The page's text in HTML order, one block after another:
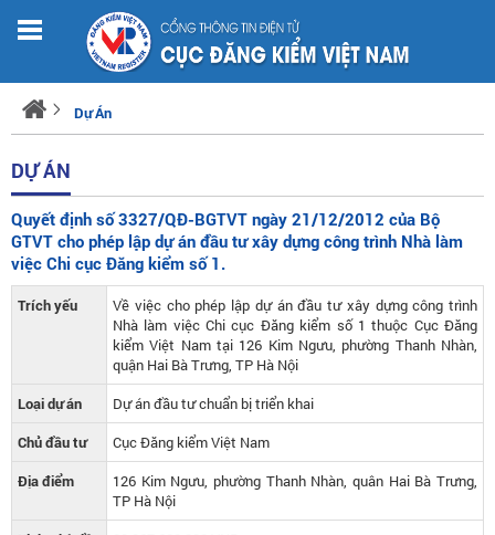
Dự Án
DỰ ÁN
Quyết định số 3327/QĐ-BGTVT ngày 21/12/2012 của Bộ
GTVT cho phép lập dự án đầu tư xây dựng công trình Nhà làm
việc Chi cục Đăng kiểm số 1.
Trích yếu
Về việc cho phép lập dự án đầu tư xây dựng công trình
Nhà làm việc Chi cục Đăng kiểm số 1 thuộc Cục Đăng
kiểm Việt Nam tại 126 Kim Ngưu, phường Thanh Nhàn,
quận Hai Bà Trưng, TP Hà Nội
Loại dự án
Dự án đầu tư chuẩn bị triển khai
Chủ đầu tư
Cục Đăng kiểm Việt Nam
Địa điểm
126 Kim Ngưu, phường Thanh Nhàn, quân Hai Bà Trưng,
TP Hà Nội